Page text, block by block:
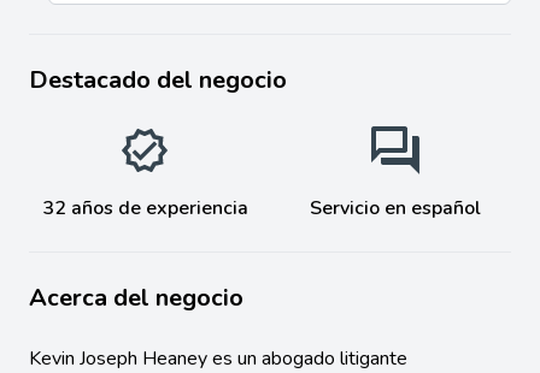
Destacado del negocio
32 años de experiencia Servicio en español
Acerca del negocio
Kevin Joseph Heaney es un abogado litigante